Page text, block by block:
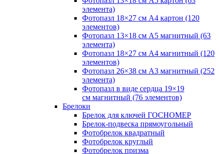
элемента)
Фотопазл 18×27 см А4 картон (120
элементов)
Фотопазл 13×18 см А5 магнитный (63
элемента)
Фотопазл 18×27 см А4 магнитный (120
элементов)
Фотопазл 26×38 см А3 магнитный (252
элемента)
Фотопазл в виде сердца 19×19
см магнитный (76 элементов)
Брелоки
Брелок для ключей ГОСНОМЕР
Брелок-подвеска прямоугольный
Фотобрелок квадратный
Фотобрелок круглый
Фотобрелок призма